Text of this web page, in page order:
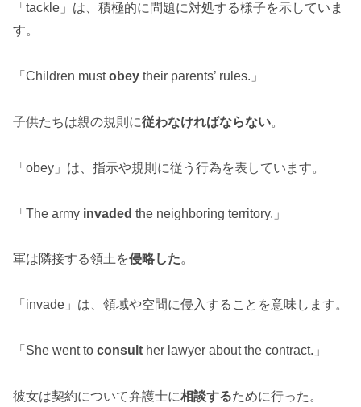
「tackle」は、積極的に問題に対処する様子を示していま
す。
「Children mustobey their parents’ rules.」
子供たちは親の規則に従わなければならない。
「obey」は、指示や規則に従う行為を表しています。
「The army invaded the neighboring territory.」
軍は隣接する領土を侵略した。
「invade」は、領域や空間に侵入することを意味します。
「She went to consult her lawyer about the contract.」
彼女は契約について弁護士に相談するために行った。